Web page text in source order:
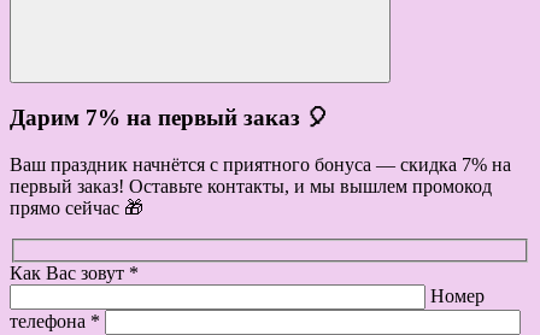
Дарим 7% на первый заказ 🎈
Ваш праздник начнётся с приятного бонуса — скидка 7% на
первый заказ! Оставьте контакты, и мы вышлем промокод
прямо сейчас 🎁
Как Вас зовут *
Номер
телефона *